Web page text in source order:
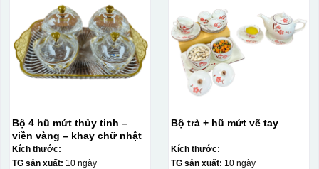
Bộ 4 hũ mứt thủy tinh –
viền vàng – khay chữ nhật
Kích thước:
TG sản xuất: 10 ngày
Bộ trà + hũ mứt vẽ tay
Kích thước:
TG sản xuất: 10 ngày